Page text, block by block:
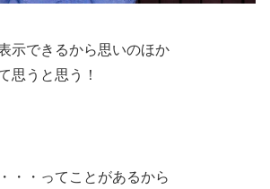
示できるから思いのほか
思うと思う！
・・ってことがあるから